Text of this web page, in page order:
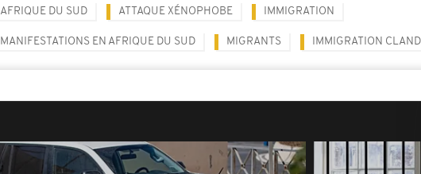
AFRIQUE DU SUD ATTAQUE XÉNOPHOBE IMMIGRATION
MANIFESTATIONS EN AFRIQUE DU SUD MIGRANTS IMMIGRATION